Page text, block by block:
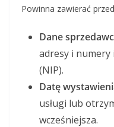
Powinna zawierać
Dane
adresy i
(NIP).
Datę
usługi lub
wcześniejsza.